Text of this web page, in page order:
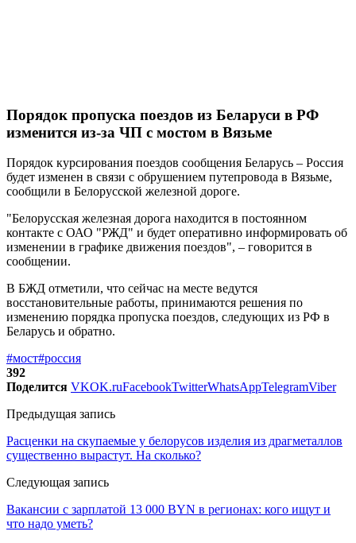
Порядок пропуска поездов из Беларуси в РФ
изменится из-за ЧП с мостом в Вязьме
Порядок курсирования поездов сообщения Беларусь – Россия
будет изменен в связи с обрушением путепровода в Вязьме,
сообщили в Белорусской железной дороге.
"Белорусская железная дорога находится в постоянном
контакте с ОАО "РЖД" и будет оперативно информировать об
изменении в графике движения поездов", – говорится в
сообщении.
В БЖД отметили, что сейчас на месте ведутся
восстановительные работы, принимаются решения по
изменению порядка пропуска поездов, следующих из РФ в
Беларусь и обратно.
#мост#россия
392
Поделится VKOK.ruFacebookTwitterWhatsAppTelegramViber
Предыдущая запись
Расценки на скупаемые у белорусов изделия из драгметаллов
существенно вырастут. На сколько?
Следующая запись
Вакансии с зарплатой 13 000 BYN в регионах: кого ищут и
что надо уметь?